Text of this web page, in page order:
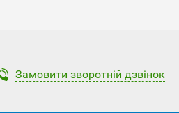
Замовити зворотній дзвінок